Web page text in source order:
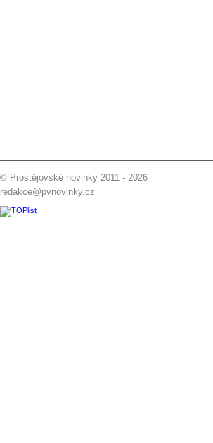
© Prostějovské novinky 2011 - 2026
redakce@pvnovinky.cz